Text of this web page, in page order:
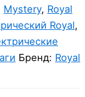
Mystery, Royal
Royal,
Бренд: Royal